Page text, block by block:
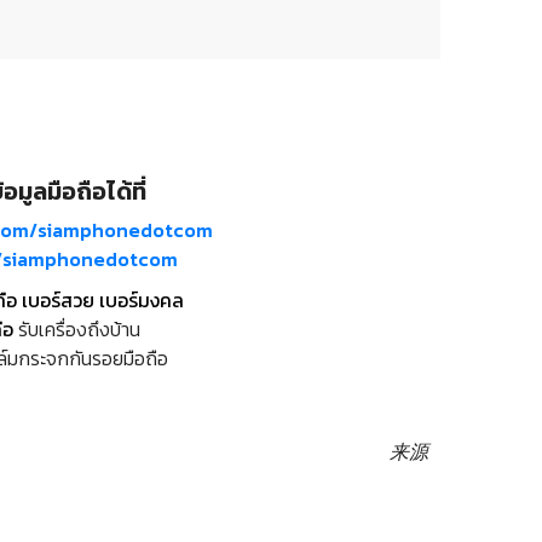
มูลมือถือได้ที่
siamphonedotcom
เบอร์สวย เบอร์มงคล
รับเครื่องถึงบ้าน
กระจกกันรอยมือถือ
来源